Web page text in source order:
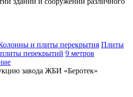
и плиты перекрытия Плиты
перекрытий 9 метров
завода ЖБИ «Беротек»